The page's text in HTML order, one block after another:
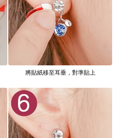
將貼紙移至耳垂，對準貼上